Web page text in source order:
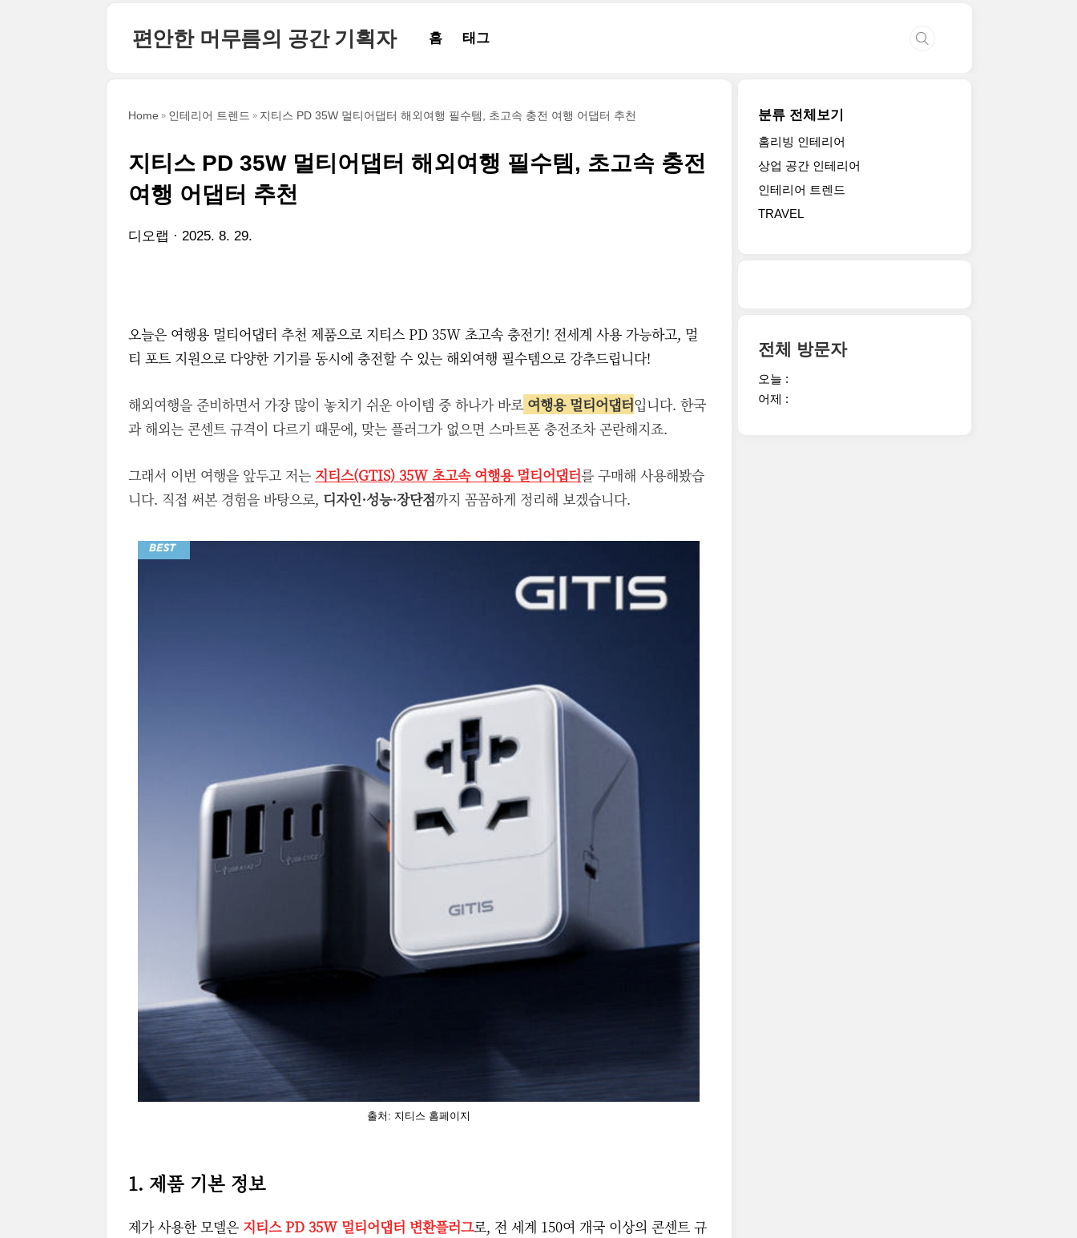
편안한 머무름의 공간 기획자 홈 태그
Home 인테리어 트렌드 지티스 PD 35W 멀티어댑터 해외여행 필수템, 초고속 충전 여행 어댑터 추천
지티스 PD 35W 멀티어댑터 해외여행 필수템, 초고속 충전
여행 어댑터 추천
디오랩 2025. 8. 29.
오늘은 여행용 멀티어댑터 추천 제품으로 지티스 PD 35W 초고속 충전기! 전세계 사용 가능하고, 멀
티 포트 지원으로 다양한 기기를 동시에 충전할 수 있는 해외여행 필수템으로 강추드립니다!
해외여행을 준비하면서 가장 많이 놓치기 쉬운 아이템 중 하나가 바로 여행용 멀티어댑터입니다. 한국
과 해외는 콘센트 규격이 다르기 때문에, 맞는 플러그가 없으면 스마트폰 충전조차 곤란해지죠.
그래서 이번 여행을 앞두고 저는 지티스(GTIS) 35W 초고속 여행용 멀티어댑터를 구매해 사용해봤습
니다. 직접 써본 경험을 바탕으로, 디자인·성능·장단점까지 꼼꼼하게 정리해 보겠습니다.
출처: 지티스 홈페이지
1. 제품 기본 정보
제가 사용한 모델은 지티스 PD 35W 멀티어댑터 변환플러그로, 전 세계 150여 개국 이상의 콘센트 규
분류 전체보기
홈리빙 인테리어
상업 공간 인테리어
인테리어 트렌드
TRAVEL
전체 방문자
오늘 :
어제 :